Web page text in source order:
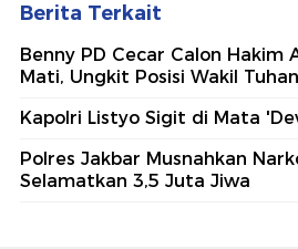
Berita Terkait
Benny PD Cecar Calon Hakim
Mati, Ungkit Posisi Wakil Tuhan
Kapolri Listyo Sigit di Mata
Polres Jakbar Musnahkan
Selamatkan 3,5 Juta Jiwa